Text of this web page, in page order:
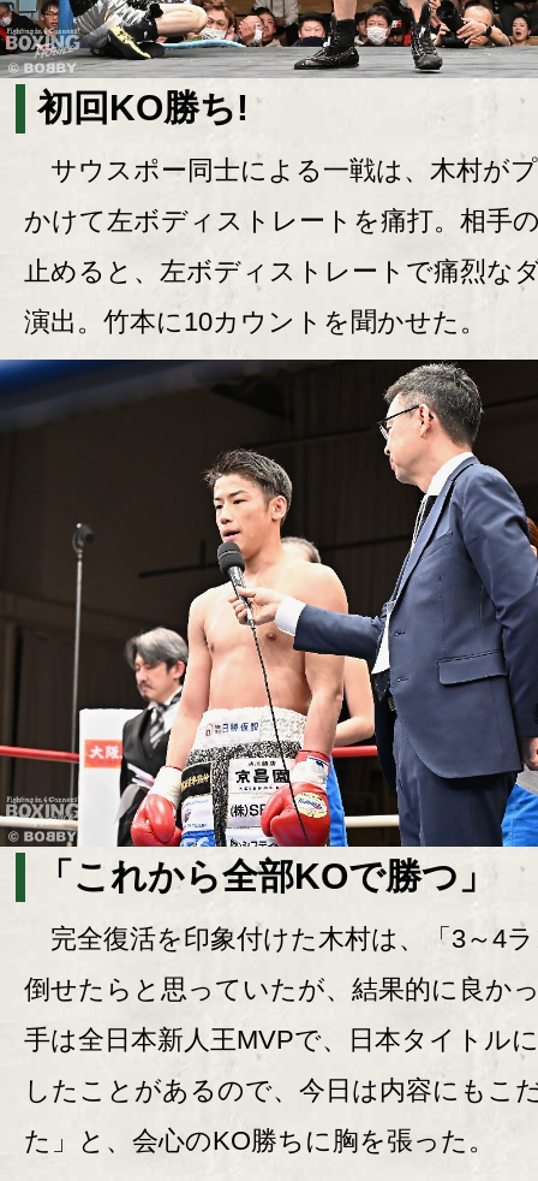
初回KO勝ち!
サウスポー同士による一戦は、木村が
かけて左ボディストレートを痛打。相手
止めると、左ボディストレートで痛烈な
演出。竹本に10カウントを聞かせた。
「これから全部KOで勝つ」
完全復活を印象付けた木村は、「3～4
倒せたらと思っていたが、結果的に良か
手は全日本新人王MVPで、日本タイトル
したことがあるので、今日は内容にもこ
た」と、会心のKO勝ちに胸を張った。